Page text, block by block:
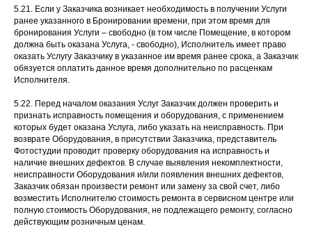
5.21. Если у Заказчика возникает необходимость в получении Услуги
ранее указанного в Бронировании времени, при этом время для
бронирования Услуги – свободно (в том числе Помещение, в котором
должна быть оказана Услуга, - свободно), Исполнитель имеет право
оказать Услугу Заказчику в указанное им время ранее срока, а Заказчик
обязуется оплатить данное время дополнительно по расценкам
Исполнителя.
5.22. Перед началом оказания Услуг Заказчик должен проверить и
признать исправность помещения и оборудования, с применением
которых будет оказана Услуга, либо указать на неисправность. При
возврате Оборудования, в присутствии Заказчика, представитель
Фотостудии проводит проверку оборудования на исправность и
наличие внешних дефектов. В случае выявления некомплектности,
неисправности Оборудования и/или появления внешних дефектов,
Заказчик обязан произвести ремонт или замену за свой счет, либо
возместить Исполнителю стоимость ремонта в сервисном центре или
полную стоимость Оборудования, не подлежащего ремонту, согласно
действующим розничным ценам.